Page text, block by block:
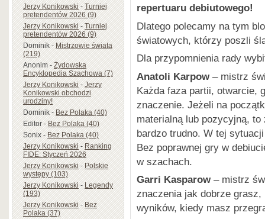
Jerzy Konikowski-Turniej
pretendentów 2026 (9)
Jerzy Konikowski-Turniej
pretendentów 2026 (9)
Dominik-Mistrzowie świata
(219)
Anonim-Żydowska
Encyklopedia Szachowa (7)
Jerzy Konikowski-Jerzy
Konikowski obchodzi
urodziny!
Dominik-Bez Polaka (40)
Editor-Bez Polaka (40)
Sonix-Bez Polaka (40)
Jerzy Konikowski-Ranking
FIDE: Styczeń 2026
Jerzy Konikowski-Polskie
występy (103)
Jerzy Konikowski-Legendy
(193)
Jerzy Konikowski-Bez
Polaka (37)
repertuaru debiutowego!
Dlatego polecamy na tym
światowych, którzy poszli
Dla przypomnienia rady
Anatoli Karpow – mistrz
Każda faza partii, otwarcie,
znaczenie. Jeżeli na
materialną lub pozycyjną,
bardzo trudno. W tej
Bez poprawnej gry w
w szachach.
Garri Kasparow – mistrz
znaczenia jak dobrze
wyników, kiedy masz